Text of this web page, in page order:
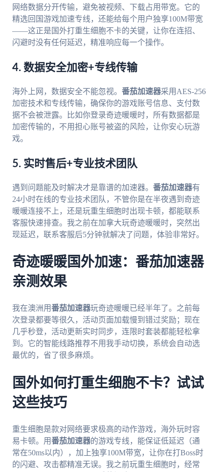
网络数据分开传输，避免被视频、下载占用带宽。它的
精选回国游戏加速专线，还能给每个用户独享100M带宽
——这正是国外打重生细胞不卡的关键，让你在连招、
闪避时没有任何延迟，精准响应每一个操作。
4. 数据安全加密+专线传输
海外上网，数据安全不能忽视。 番茄加速器采用AES-256
加密技术和专线传输，确保你的游戏账号信息、支付数
据不会被泄露。比如你登录奇迹暖暖时，所有数据都是
加密传输的，不用担心账号被盗的风险，让你安心玩游
戏。
5. 实时售后+专业技术团队
遇到问题能及时解决才是靠谱的加速器。 番茄加速器有
24小时在线的专业技术团队，不管你是在半夜遇到奇迹
暖暖连接不上，还是玩重生细胞时出现卡顿，都能联系
客服快速排查。我之前在加拿大玩奇迹暖暖时，突然出
现延迟，联系客服后5分钟就解决了问题，体验非常好。
奇迹暖暖国外加速：番茄加速器
亲测效果
我在澳洲用番茄加速器玩奇迹暖暖已经半年了。之前每
次登录都要等很久，活动页面加载慢到错过奖励；现在
几乎秒登，活动更新实时同步，连限时套装都能轻松拿
到。它的智能线路推荐不用我手动切换，系统会自动选
最优的，省了很多麻烦。
国外如何打重生细胞不卡？试试
这些技巧
重生细胞是款对网络要求极高的动作游戏，海外玩时容
易卡顿。用番茄加速器的游戏专线，能保证低延迟（通
常在50ms以内），加上独享100M带宽，让你在打Boss时
的闪避、攻击都精准无误。我之前玩重生细胞时，经常